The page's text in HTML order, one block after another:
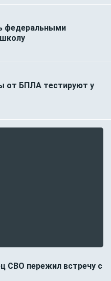
федеральными
от БПЛА тестируют у
СВО пережил встречу с